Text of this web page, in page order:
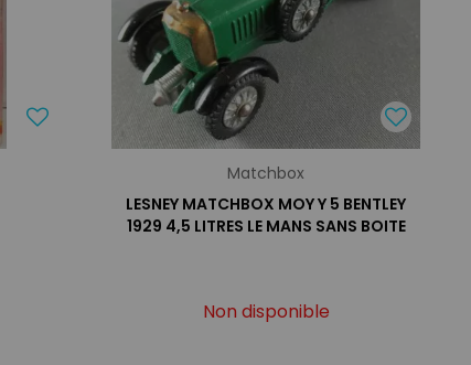
Matchbox
LESNEY MATCHBOX MOY Y 5 BENTLEY
1929 4,5 LITRES LE MANS SANS BOITE
Non disponible